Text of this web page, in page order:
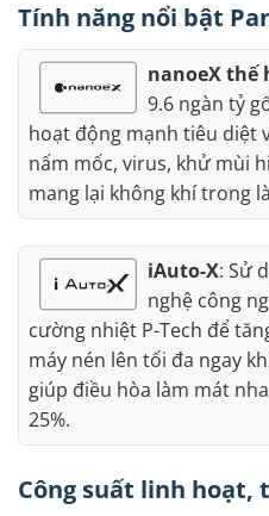
Tính năng nổi bật
nanoeX thế
9.6 ngàn tỷ
hoạt động mạnh tiêu diệt
nấm mốc, virus, khử mùi
mang lại không khí trong
iAuto-X: Sử
nghệ công
cường nhiệt P-Tech để
máy nén lên tối đa ngay
giúp điều hòa làm mát
25%.
Công suất linh hoạt,